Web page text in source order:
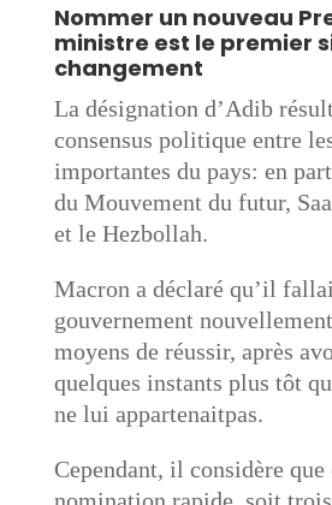
Nommer un nouveau
ministre est le premier
changement
La désignation d’Adib
consensus politique entre
importantes du pays: en
du Mouvement du futur,
et le Hezbollah.
Macron a déclaré qu’il
gouvernement
moyens de réussir, après
quelques instants plus tôt
ne lui appartenaitpas.
Cependant, il considère que
nomination rapide, soit